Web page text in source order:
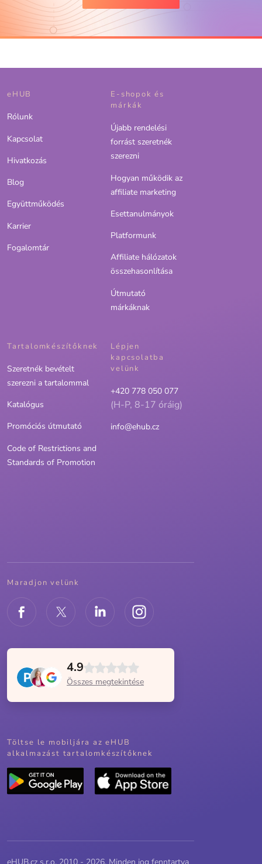
eHUB
Rólunk
Kapcsolat
Hivatkozás
Blog
Együttműködés
Karrier
Fogalomtár
E-shopok és
márkák
Újabb rendelési
forrást szeretnék
szerezni
Hogyan működik az
affiliate marketing
Esettanulmányok
Platformunk
Affiliate hálózatok
összehasonlítása
Útmutató
márkáknak
Tartalomkészítőknek
Szeretnék bevételt
szerezni a tartalommal
Katalógus
Promóciós útmutató
Code of Restrictions and
Standards of Promotion
Lépjen
kapcsolatba
velünk
+420 778 050 077
(H-P, 8-17 óráig)
info@ehub.cz
Maradjon velünk
4.9
Összes megtekintése
Töltse le mobiljára az eHUB
alkalmazást tartalomkészítőknek